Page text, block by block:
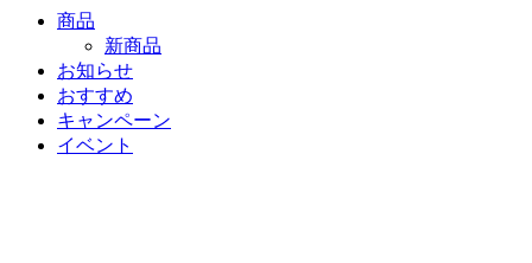
商品
新商品
お知らせ
おすすめ
キャンペーン
イベント